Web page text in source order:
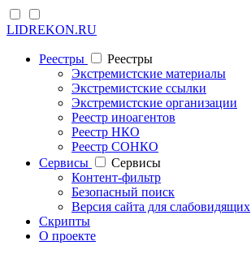
LIDREKON.RU
Реестры
Реестры
Экстремистские материалы
Экстремистские ссылки
Экстремистские организации
Реестр иноагентов
Реестр НКО
Реестр СОНКО
Cервисы
Cервисы
Контент-фильтр
Безопасный поиск
Версия сайта для слабовидящих
Скрипты
О проекте